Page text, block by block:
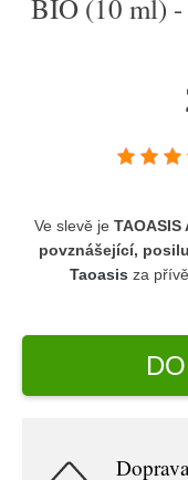
BIO (10 ml)
Ve slevě je
povznášející,
Taoasis za